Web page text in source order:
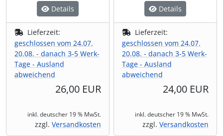
Details
Lieferzeit:
geschlossen vom 24.07.
20.08. - danach 3-5 Werk-
Tage - Ausland
abweichend
26,00 EUR
inkl. deutscher 19 % MwSt.
zzgl. Versandkosten
Details
Lieferzeit:
geschlossen vom 24.07.
20.08. - danach 3-5 Werk-
Tage - Ausland
abweichend
24,00 EUR
inkl. deutscher 19 % MwSt.
zzgl. Versandkosten